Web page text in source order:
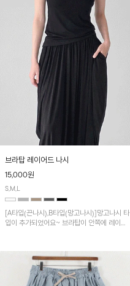
브라탑 레이어드 나시
15,000원
S,M,L
[A타입(끈나시),B타입(망고나시)]망고나시 타
입이 추가되었어요~ 브라탑이 안쪽에 레이어